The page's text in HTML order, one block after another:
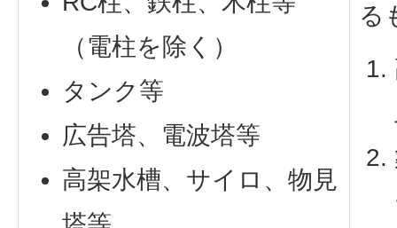
（電柱を除く）
タンク等
広告塔、電波塔等
高架水槽、サイロ、物見
る